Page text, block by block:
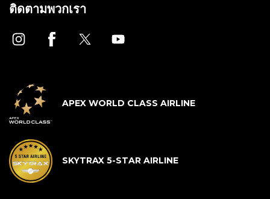
ติดตามพวกเรา
APEX WORLD CLASS AIRLINE
SKYTRAX 5-STAR AIRLINE